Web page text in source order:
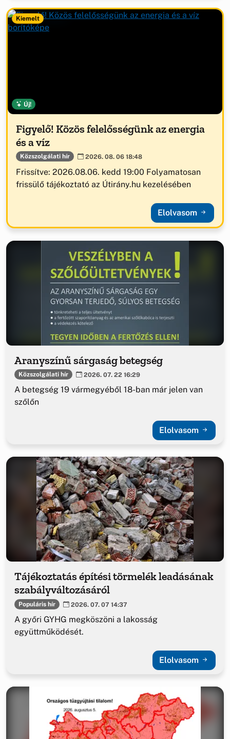
Kiemelt
Új!
Figyelő! Közös felelősségünk az energia
és a víz
Közszolgálati hír 2026. 08. 06 18:48
Frissítve: 2026.08.06. kedd 19:00 Folyamatosan
frissülő tájékoztató az Útirány.hu kezelésében
Elolvasom
Aranyszínű sárgaság betegség
Közszolgálati hír 2026. 07. 22 16:29
A betegség 19 vármegyéből 18-ban már jelen van
szőlőn
Elolvasom
Tájékoztatás építési törmelék leadásának
szabályváltozásáról
Populáris hír 2026. 07. 07 14:37
A győri GYHG megköszöni a lakosság
együttműködését.
Elolvasom